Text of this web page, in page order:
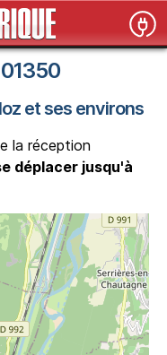
et ses environs
la réception
déplacer jusqu'à